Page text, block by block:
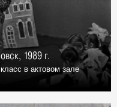
1989 г.
в актовом зале